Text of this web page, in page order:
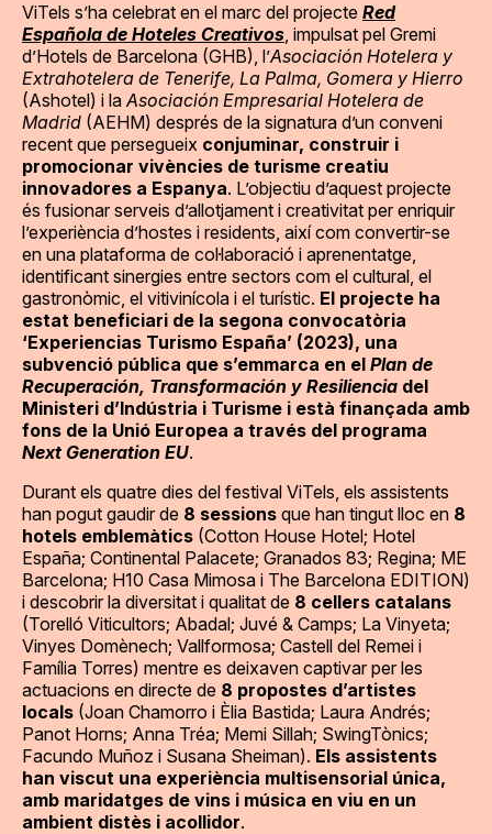
ViTels s’ha celebrat en el marc del projecte Red
Española de Hoteles Creativos, impulsat pel Gremi
d’Hotels de Barcelona (GHB), l’Asociación Hotelera y
Extrahotelera de Tenerife, La Palma, Gomera y Hierro
(Ashotel) i laAsociación Empresarial Hotelera de
Madrid (AEHM) després de la signatura d’un conveni
recent que persegueix conjuminar, construir i
promocionar vivències de turisme creatiu
innovadores a Espanya. L’objectiu d’aquest projecte
és fusionar serveis d’allotjament i creativitat per enriquir
l’experiència d’hostes i residents, així com convertir-se
en una plataforma de col·laboració i aprenentatge,
identificant sinergies entre sectors com el cultural, el
gastronòmic, el vitivinícola i el turístic. El projecte ha
estat beneficiari de la segona convocatòria
‘Experiencias Turismo España’ (2023), una
subvenció pública que s’emmarca en el Plan de
Recuperación, Transformación y Resiliencia del
Ministeri d’Indústria i Turisme i està finançada amb
fons de la Unió Europea a través del programa
Next Generation EU.
Durant els quatre dies del festival ViTels, els assistents
han pogut gaudir de 8 sessions que han tingut lloc en 8
hotels emblemàtics (Cotton House Hotel; Hotel
España; Continental Palacete; Granados 83; Regina; ME
Barcelona; H10 Casa Mimosa i The Barcelona EDITION)
i descobrir la diversitat i qualitat de 8 cellers catalans
(Torelló Viticultors; Abadal; Juvé & Camps; La Vinyeta;
Vinyes Domènech; Vallformosa; Castell del Remei i
Família Torres) mentre es deixaven captivar per les
actuacions en directe de 8 propostes d’artistes
locals (Joan Chamorro i Èlia Bastida; Laura Andrés;
Panot Horns; Anna Tréa; Memi Sillah; SwingTònics;
Facundo Muñoz i Susana Sheiman). Els assistents
han viscut una experiència multisensorial única,
amb maridatges de vins i música en viu en un
ambient distès i acollidor.